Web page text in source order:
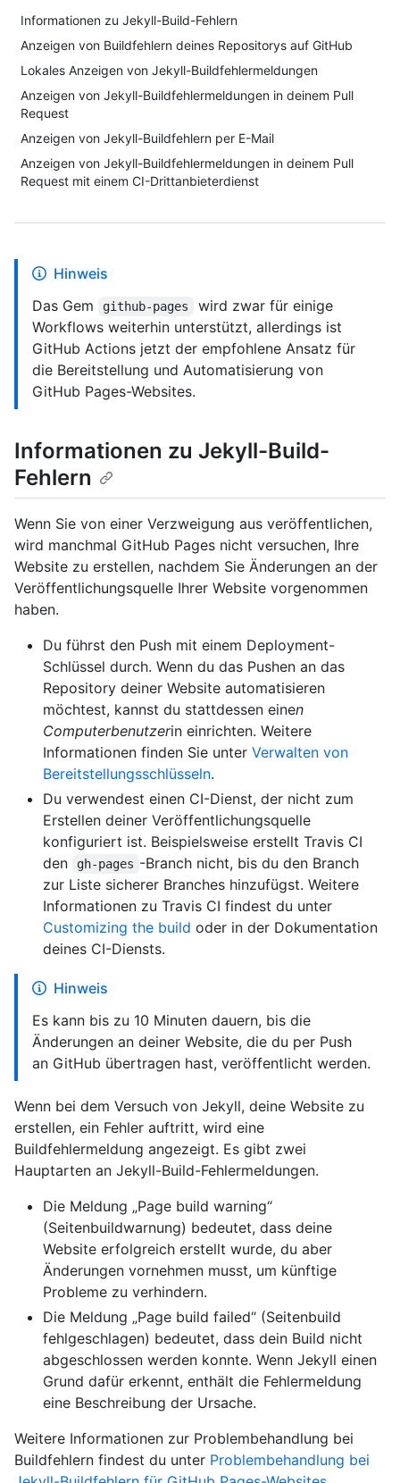
Informationen zu Jekyll-Build-Fehlern
Anzeigen von Buildfehlern deines Repositorys auf GitHub
Lokales Anzeigen von Jekyll-Buildfehlermeldungen
Anzeigen von Jekyll-Buildfehlermeldungen in deinem Pull
Request
Anzeigen von Jekyll-Buildfehlern per E-Mail
Anzeigen von Jekyll-Buildfehlermeldungen in deinem Pull
Request mit einem CI-Drittanbieterdienst
Hinweis
Das Gem
github-pages
wird zwar für einige
Workflows weiterhin unterstützt, allerdings ist
GitHub Actions jetzt der empfohlene Ansatz für
die Bereitstellung und Automatisierung von
GitHub Pages-Websites.
Informationen zu Jekyll-Build-
Fehlern
Wenn Sie von einer Verzweigung aus veröffentlichen,
wird manchmal GitHub Pages nicht versuchen, Ihre
Website zu erstellen, nachdem Sie Änderungen an der
Veröffentlichungsquelle Ihrer Website vorgenommen
haben.
Du führst den Push mit einem Deployment-
Schlüssel durch. Wenn du das Pushen an das
Repository deiner Website automatisieren
möchtest, kannst du stattdessen einen
Computerbenutzerin einrichten. Weitere
Informationen finden Sie unter Verwalten von
Bereitstellungsschlüsseln.
Du verwendest einen CI-Dienst, der nicht zum
Erstellen deiner Veröffentlichungsquelle
konfiguriert ist. Beispielsweise erstellt Travis CI
den
gh-pages -Branch nicht, bis du den Branch
zur Liste sicherer Branches hinzufügst. Weitere
Informationen zu Travis CI findest du unter
Customizing the build oder in der Dokumentation
deines CI-Diensts.
Hinweis
Es kann bis zu 10 Minuten dauern, bis die
Änderungen an deiner Website, die du per Push
an GitHub übertragen hast, veröffentlicht werden.
Wenn bei dem Versuch von Jekyll, deine Website zu
erstellen, ein Fehler auftritt, wird eine
Buildfehlermeldung angezeigt. Es gibt zwei
Hauptarten an Jekyll-Build-Fehlermeldungen.
Die Meldung „Page build warning“
(Seitenbuildwarnung) bedeutet, dass deine
Website erfolgreich erstellt wurde, du aber
Änderungen vornehmen musst, um künftige
Probleme zu verhindern.
Die Meldung „Page build failed“ (Seitenbuild
fehlgeschlagen) bedeutet, dass dein Build nicht
abgeschlossen werden konnte. Wenn Jekyll einen
Grund dafür erkennt, enthält die Fehlermeldung
eine Beschreibung der Ursache.
Weitere Informationen zur Problembehandlung bei
Buildfehlern findest du unter Problembehandlung bei